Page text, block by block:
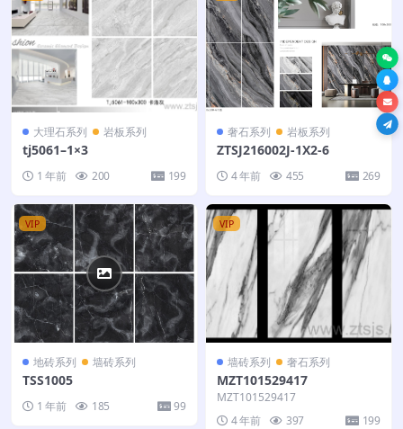
大理石系列 岩板系列
tj5061–1×3
1 年前 200 199
奢石系列 岩板系列
ZTSJ216002J-1X2-6
4 年前 455 269
VIP
地砖系列 墙砖系列
TSS1005
1 年前 185 99
VIP
墙砖系列 奢石系列
MZT101529417
MZT101529417
4 年前
397 199